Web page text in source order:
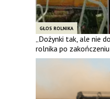
GŁOS ROLNIKA
„Dożynki tak, ale nie
rolnika po